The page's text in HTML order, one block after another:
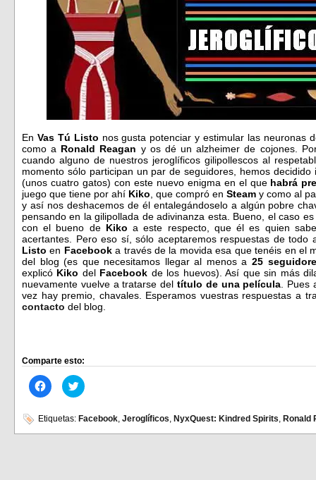
En Vas Tú Listo nos gusta potenciar y estimular las neuronas
como a Ronald Reagan y os dé un alzheimer de cojones.
cuando alguno de nuestros jeroglíficos gilipollescos al
momento sólo participan un par de seguidores, hemos
(unos cuatro gatos) con este nuevo enigma en el que habrá
juego que tiene por ahí Kiko , que compró en Steam y como al
y así nos deshacemos de él entalegándoselo a algún pobre
pensando en la gilipollada de adivinanza esta. Bueno, el caso
con el bueno de Kikoa este respecto, que él es quien
acertantes. Pero eso sí, sólo aceptaremos respuestas de
Listo en Facebooka través de la movida esa que tenéis en el
del blog (es que necesitamos llegar al menos a 25
explicó Kiko del Facebook de los huevos). Así que sin más
nuevamente vuelve a tratarse deltítulo de una película .
vez hay premio, chavales. Esperamos vuestras respuestas a
contacto del blog.
Comparte esto:
Haz
clic
en
Facebook
(Se
Haz
clic
en
(Se
Etiquetas: Facebook, Jeroglíficos, NyxQuest: Kindred Spirits, Ronald